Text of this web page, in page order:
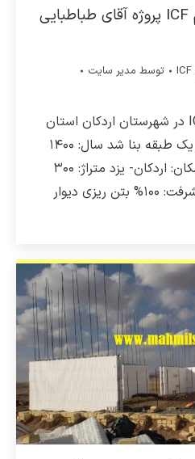
اجرای سازه با سیستم ICF پروژه آقای طباطبایی
توسط مدیر سایت
این ساختمان با سازه ICF در شهرستان اردکان استان
یزد، با متراژ ۱۰۰ متر و در یک طبقه بنا شد سال: ۱۴۰۰
کارفرما: آقای طباطبایی مکان: اردکان- یزد متراژ: ۳۰۰
تعداد طبقات: ۱ طبقه پیشرفت: ۱۰۰% بتن ریزی دیوار